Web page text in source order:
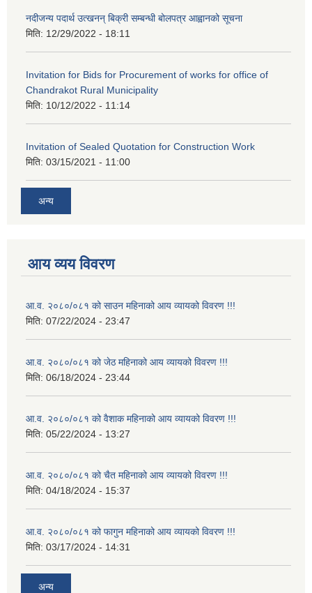
नदीजन्य पदार्थ उत्खनन् बिक्री सम्बन्धी बोलपत्र आह्वानको सूचना
मिति: 12/29/2022 - 18:11
Invitation for Bids for Procurement of works for office of
Chandrakot Rural Municipality
मिति: 10/12/2022 - 11:14
Invitation of Sealed Quotation for Construction Work
मिति: 03/15/2021 - 11:00
अन्य
आय व्यय विवरण
आ.व. २०८०/०८१ को साउन महिनाको आय व्यायको विवरण !!!
मिति: 07/22/2024 - 23:47
आ.व. २०८०/०८१ को जेठ महिनाको आय व्यायको विवरण !!!
मिति: 06/18/2024 - 23:44
आ.व. २०८०/०८१ को वैशाक महिनाको आय व्यायको विवरण !!!
मिति: 05/22/2024 - 13:27
आ.व. २०८०/०८१ को चैत महिनाको आय व्यायको विवरण !!!
मिति: 04/18/2024 - 15:37
आ.व. २०८०/०८१ को फागुन महिनाको आय व्यायको विवरण !!!
मिति: 03/17/2024 - 14:31
अन्य